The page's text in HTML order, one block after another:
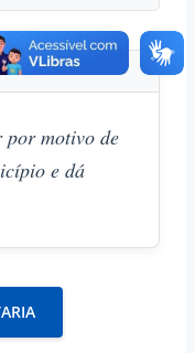
por motivo de
e dá